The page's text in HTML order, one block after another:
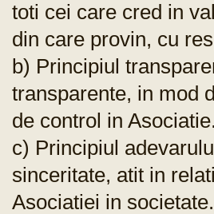
toti cei care cred in
din care provin, cu
b) Principiul
transparente, in mod
de control in Asociatie.
c) Principiul
sinceritate, atit in
Asociatiei in societate.